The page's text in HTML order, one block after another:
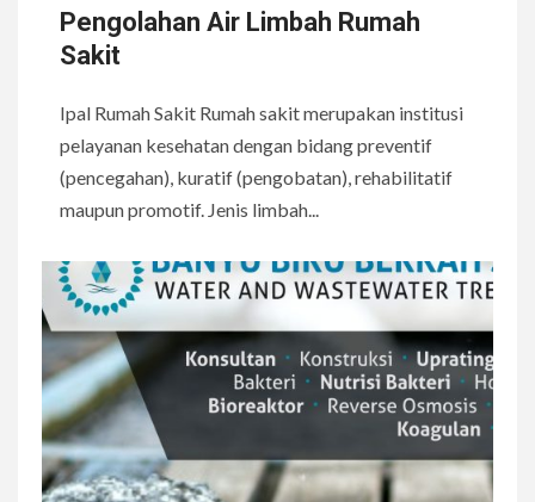
Pengolahan Air Limbah Rumah
Sakit
Ipal Rumah Sakit Rumah sakit merupakan institusi
pelayanan kesehatan dengan bidang preventif
(pencegahan), kuratif (pengobatan), rehabilitatif
maupun promotif. Jenis limbah...